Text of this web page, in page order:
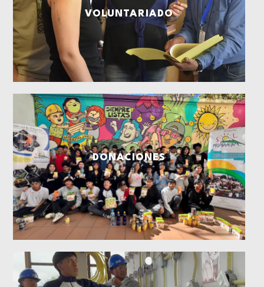
VOLUNTARIADO
DONACIONES